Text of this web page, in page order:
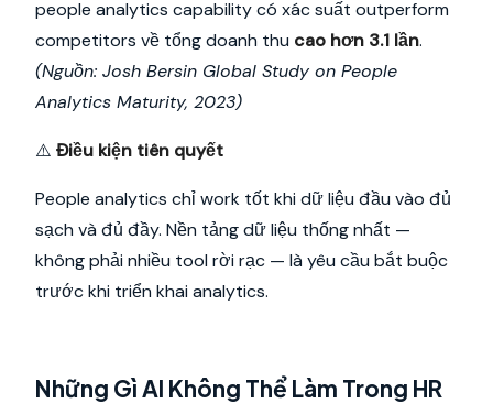
people analytics capability có xác suất outperform
competitors về tổng doanh thu cao hơn 3.1 lần.
(Nguồn: Josh Bersin Global Study on People
Analytics Maturity, 2023)
⚠️ Điều kiện tiên quyết
People analytics chỉ work tốt khi dữ liệu đầu vào đủ
sạch và đủ đầy. Nền tảng dữ liệu thống nhất —
không phải nhiều tool rời rạc — là yêu cầu bắt buộc
trước khi triển khai analytics.
Những Gì AI Không Thể Làm Trong HR